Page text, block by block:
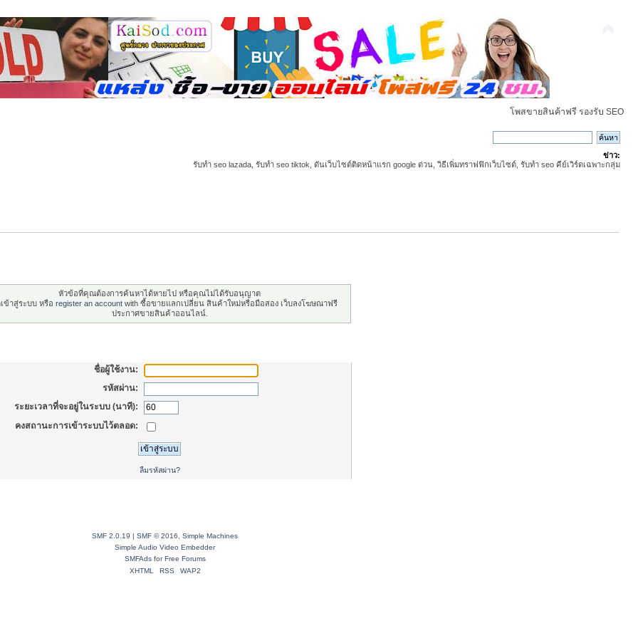
โพสขายสินค้าฟรี รองรับ SEO
ข่าว:
รับทำ seo lazada, รับทำ seo tiktok, ดันเว็บไซต์ติดหน้าแรก google ด่วน, วิธีเพิ่มทราฟฟิกเว็บไซต์, รับทำ seo คีย์เวิร์ดเฉพาะกลุ่ม
หัวข้อที่คุณต้องการค้นหาได้หายไป หรือคุณไม่ได้รับอนุญาต
ข้าสู่ระบบ หรือ register an accountwith ซื้อขายแลกเปลี่ยน สินค้าใหม่หรือมือสอง เว็บลงโฆษณาฟรี
ประกาศขายสินค้าออนไลน์.
ชื่อผู้ใช้งาน:
รหัสผ่าน:
ระยะเวลาที่จะอยู่ในระบบ (นาที):
คงสถานะการเข้าระบบไว้ตลอด:
ลืมรหัสผ่าน?
SMF 2.0.19 | SMF © 2016
Simple Machines
Simple Audio Video Embedder
SMFAdsforFree Forums
XHTML
RSS WAP2